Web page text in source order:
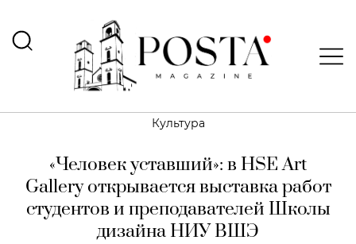
Культура
«Человек уставший»: в HSE Art
Gallery открывается выставка работ
студентов и преподавателей Школы
дизайна НИУ ВШЭ